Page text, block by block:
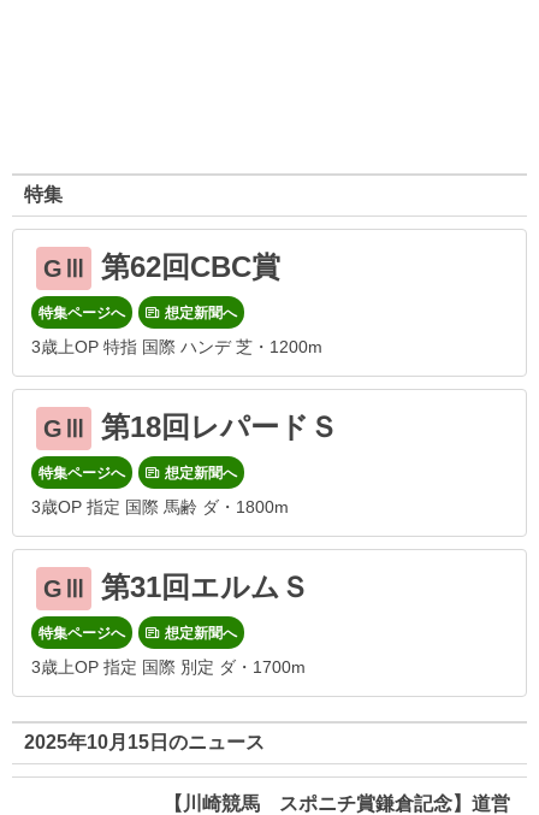
特集
GⅢ 第62回CBC賞
特集ページへ 想定新聞へ
3歳上OP 特指 国際 ハンデ 芝・1200m
GⅢ 第18回レパードＳ
特集ページへ 想定新聞へ
3歳OP 指定 国際 馬齢 ダ・1800m
GⅢ 第31回エルムＳ
特集ページへ 想定新聞へ
3歳上OP 指定 国際 別定 ダ・1700m
2025年10月15日のニュース
【川崎競馬 スポニチ賞鎌倉記念】道営